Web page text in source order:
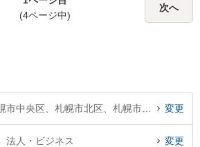
(4ページ中)
次へ
変更
法人・ビジネス 変更